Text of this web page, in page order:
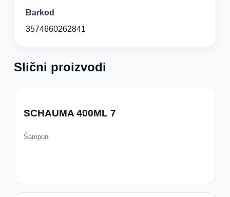
Barkod
3574660262841
Slični proizvodi
SCHAUMA 400ML 7
Šamponi